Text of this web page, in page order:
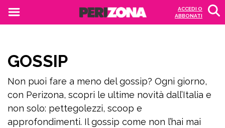
ACCEDI O
ABBONATI
GOSSIP
Non puoi fare a meno del gossip? Ogni giorno,
con Perizona, scopri le ultime novità dall’Italia e
non solo: pettegolezzi, scoop e
approfondimenti. Il gossip come non l’hai mai